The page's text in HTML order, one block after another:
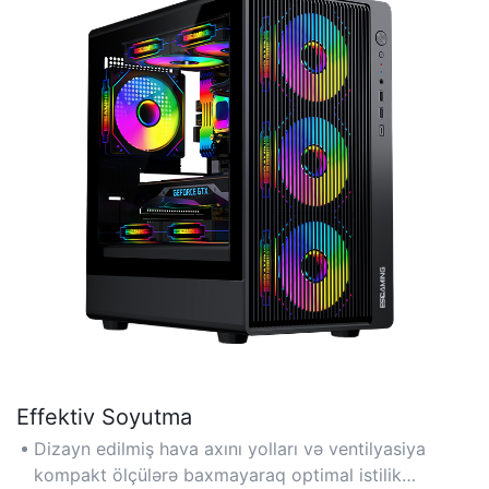
Effektiv Soyutma
Dizayn edilmiş hava axını yolları və ventilyasiya
kompakt ölçülərə baxmayaraq optimal istilik